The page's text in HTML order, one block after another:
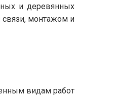
и деревянных
монтажом и
видам работ